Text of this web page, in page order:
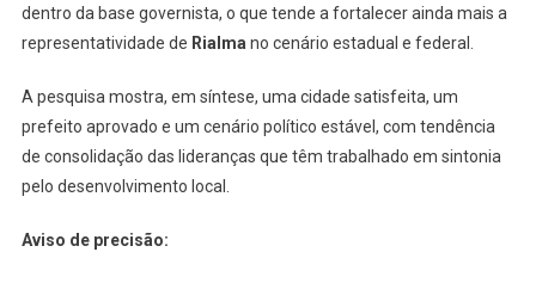
dentro da base governista, o que tende a fortalecer ainda mais a
representatividade de Rialma no cenário estadual e federal.
A pesquisa mostra, em síntese, uma cidade satisfeita, um
prefeito aprovado e um cenário político estável, com tendência
de consolidação das lideranças que têm trabalhado em sintonia
pelo desenvolvimento local.
Aviso de precisão: